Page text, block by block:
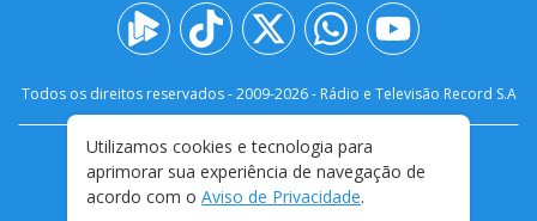
Todos os direitos reservados - 2009-2026- Rádio e Televisão Record S.A
FALE CONOSCO
PRIVACIDADE
TERMOS E CONDIÇÕES DE USO
Utilizamos cookies e tecnologia para
aprimorar sua experiência de navegação de
acordo com o Aviso de Privacidade.